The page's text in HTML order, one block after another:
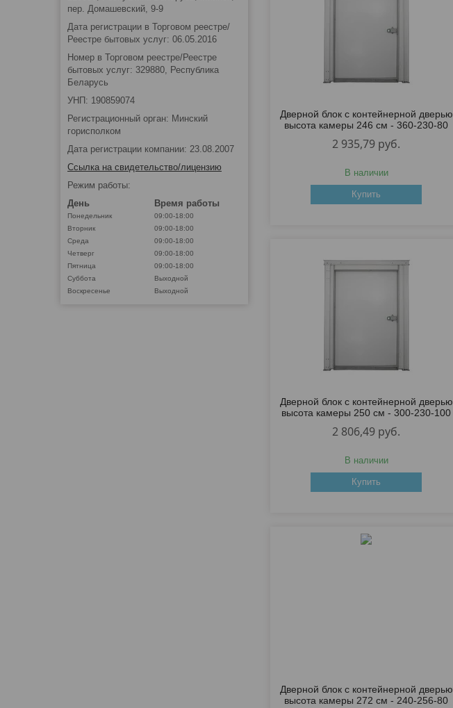
Дверной блок с контейнерной дверью
высота камеры 246 см - 360-230-80
2 935,79 руб.
В наличии
Купить
Дверной блок с контейнерной дверью
высота камеры 250 см - 300-230-100
2 806,49 руб.
В наличии
Купить
Дверной блок с контейнерной дверью
высота камеры 272 см - 240-256-80
пер. Домашевский, 9-9
Дата регистрации в Торговом реестре/
Реестре бытовых услуг: 06.05.2016
Номер в Торговом реестре/Реестре
бытовых услуг: 329880, Республика
Беларусь
УНП: 190859074
Регистрационный орган: Минский
горисполком
Дата регистрации компании: 23.08.2007
Ссылка на свидетельство/лицензию
Режим работы:
День
Время работы
Понедельник
09:00-18:00
Вторник
09:00-18:00
Среда
09:00-18:00
Четверг
09:00-18:00
Пятница
09:00-18:00
Суббота
Выходной
Воскресенье
Выходной